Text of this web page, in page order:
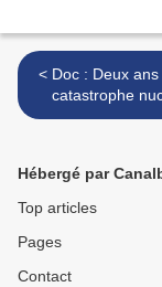
< Doc : Deux ans après la
catastrophe
Fukushima est
Hébergé par
Top articles
Pages
Contact